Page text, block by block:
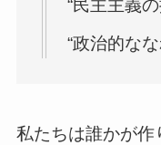
“民主主義
“政治的な
私たちは誰かが作